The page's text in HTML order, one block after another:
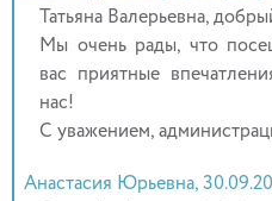
Татьяна Валерьевна,
Мы очень рады, что
вас приятные
нас!
С уважением,
Анастасия Юрьевна,